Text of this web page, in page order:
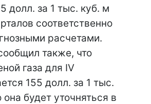
долл. за 1 тыс. куб. м
соответственно
расчетами.
также, что
газа для IV
155 долл. за 1 тыс.
будет уточняться в